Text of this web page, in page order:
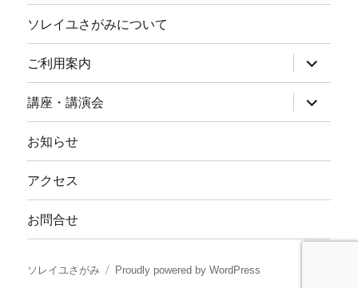
ソレイユさがみについて
ご利用案内
ブ
ニ
ー
展
講座・講演会
ブ
ニ
ー
展
お知らせ
アクセス
お問合せ
ソレイユさがみ Proudly powered by WordPress